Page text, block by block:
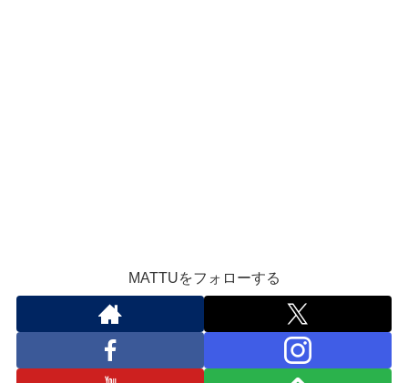
MATTUをフォローする